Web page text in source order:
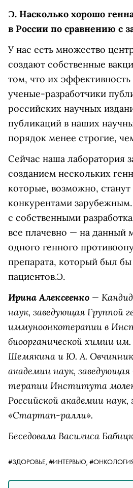
Ɔ. Насколько хорошо
в России по сравнению с
У нас есть множество
создают собственные
том, что их эффективность
ученые-разработчики
российских научных
публикаций в наших
порядок менее строгие,
Сейчас наша лаборатория
созданием нескольких
которые, возможно,
конкурентами
с собственными
все плачевно — на данный
одного генного
препарата, который был
пациентов.Ɔ.
Ирина Алексеенко —
наук, заведующая Группой
иммуноонкотерапии в
биоорганической химии
Шемякина и Ю. А.
академии наук,
терапии Института
Российской академии наук,
«Стартап-ралли».
Беседовала Василиса
#ЗДОРОВЬЕ, #ИНТЕРВЬЮ,